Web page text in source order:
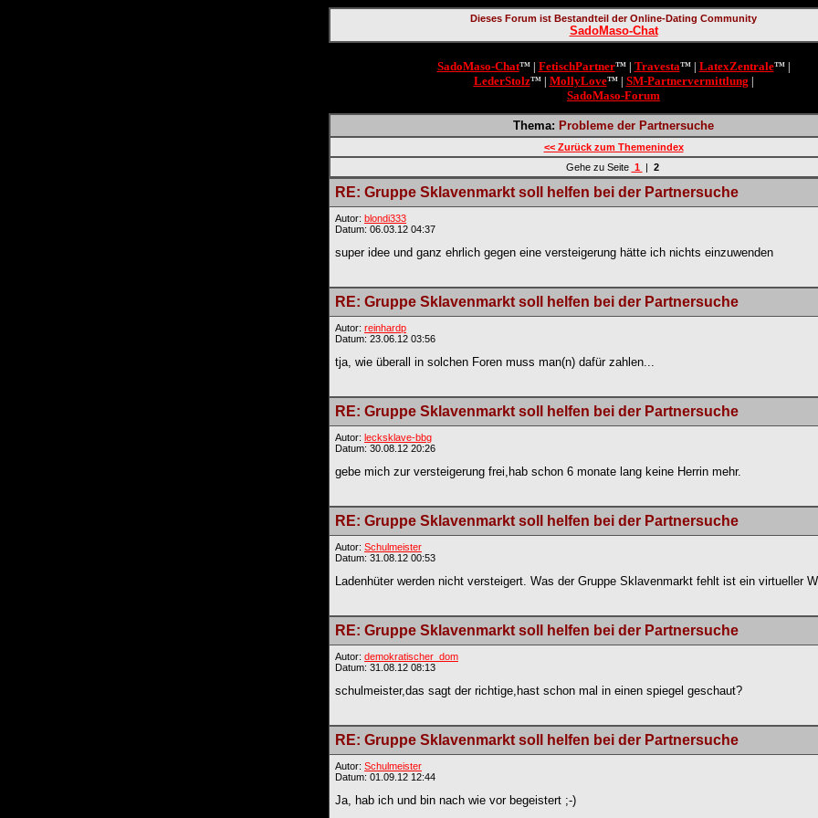
Dieses Forum ist Bestandteil der Online-Dating Community
SadoMaso-Chat
SadoMaso-Chat™ | FetischPartner™ | Travesta™ | LatexZentrale™ |
LederStolz™ | MollyLove™ | SM-Partnervermittlung
SadoMaso-Forum
Thema: Probleme der Partnersuche
<< Zurück zum Themenindex
Gehe zu Seite 1 | 2
RE: Gruppe Sklavenmarkt soll helfen bei der Partnersuche
Autor: blondi333
Datum: 06.03.12 04:37
super idee und ganz ehrlich gegen eine versteigerung hätte ich nichts einzuwenden
RE: Gruppe Sklavenmarkt soll helfen bei der Partnersuche
Autor: reinhardp
Datum: 23.06.12 03:56
tja, wie überall in solchen Foren muss man(n) dafür zahlen...
RE: Gruppe Sklavenmarkt soll helfen bei der Partnersuche
Autor: lecksklave-bbg
Datum: 30.08.12 20:26
gebe mich zur versteigerung frei,hab schon 6 monate lang keine Herrin mehr.
RE: Gruppe Sklavenmarkt soll helfen bei der Partnersuche
Autor: Schulmeister
Datum: 31.08.12 00:53
Ladenhüter werden nicht versteigert. Was der Gruppe Sklavenmarkt fehlt ist ein virtueller
RE: Gruppe Sklavenmarkt soll helfen bei der Partnersuche
Autor: demokratischer_dom
Datum: 31.08.12 08:13
schulmeister,das sagt der richtige,hast schon mal in einen spiegel geschaut?
RE: Gruppe Sklavenmarkt soll helfen bei der Partnersuche
Autor: Schulmeister
Datum: 01.09.12 12:44
Ja, hab ich und bin nach wie vor begeistert ;-)